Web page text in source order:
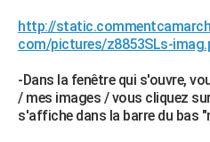
http://
com/pictures/z8853SLs-
-Dans la fenêtre qui s'ouvre,
/ mes images / vous cliquez
s'affiche dans la barre du bas